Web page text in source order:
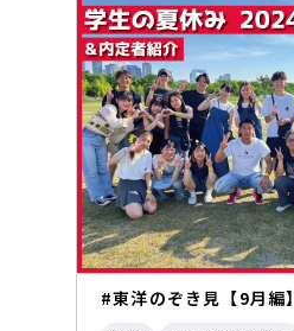
#東洋のぞき見【9月編】